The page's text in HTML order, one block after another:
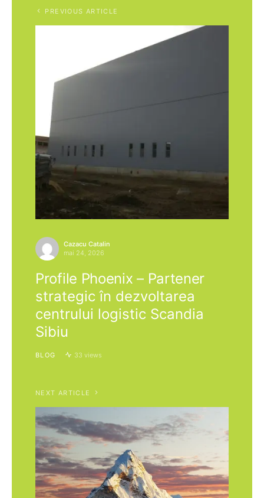
PREVIOUS ARTICLE
Cazacu Catalin
mai 24, 2026
Profile Phoenix – Partener
strategic în dezvoltarea
centrului logistic Scandia
Sibiu
BLOG 33 views
NEXT ARTICLE